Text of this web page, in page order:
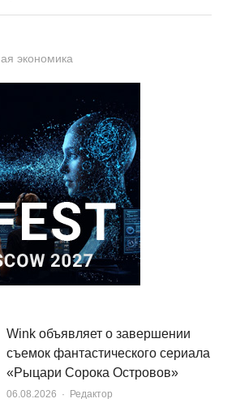
экономика
Wink объявляет о завершении
съемок фантастического сериала
«Рыцари Сорока Островов»
06.08.2026 Author
Редактор